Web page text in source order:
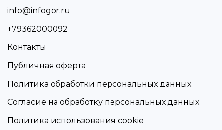
info@infogor.ru
+79362000092
Контакты
Публичная оферта
Политика обработки персональных данных
Согласие на обработку персональных данных
Политика использования cookie